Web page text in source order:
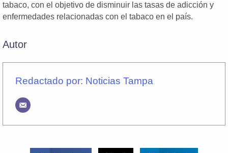
tabaco, con el objetivo de disminuir las tasas de adicción y
enfermedades relacionadas con el tabaco en el país.
Autor
Redactado por: Noticias Tampa